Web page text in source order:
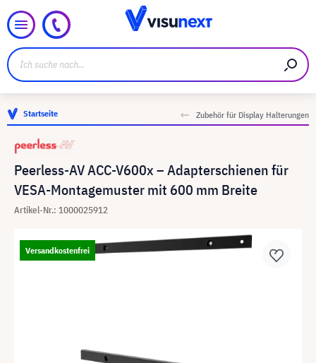
Startseite Zubehör für Display Halterungen
Peerless-AV ACC-V600x – Adapterschienen für
VESA-Montagemuster mit 600 mm Breite
Artikel-Nr.: 1000025912
Versandkostenfrei